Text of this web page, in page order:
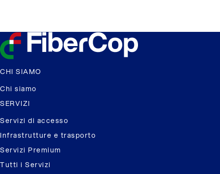
CHI SIAMO
Chi siamo
SERVIZI
Servizi di accesso
Infrastrutture e trasporto
Servizi Premium
Tutti i Servizi